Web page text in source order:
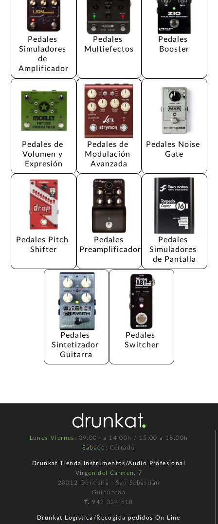
Pedales
Simuladores
de
Amplificador
Pedales
Multiefectos
Pedales
Booster
Pedales de
Volumen y
Expresión
Pedales de
Modulación
Avanzada
Pedales Noise
Gate
Pedales Pitch
Shifter
Pedales
Preamplificador
Pedales
Simuladores
de Pantalla
Pedales
Sintetizador
Guitarra
Pedales
Switcher
Lunes-Viernes : 09.00h a 14.00h / 15.00 a 18.00h
Sábado : Cerrado
Drunkat Tienda Instrumentos/Audio Profesional
Virgen del Carmen, 7
20012 Donostia - San Sebastián
Guipúzcoa
T. 943 324 618
Drunkat Logística/Recogida pedidos On Line